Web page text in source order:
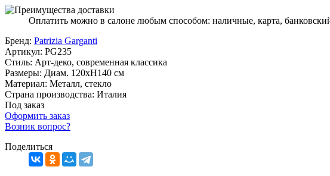
Оплатить можно в салоне любым способом: наличные, карта,
Бренд: Patrizia Garganti
Артикул: PG235
Стиль: Арт-деко, современная классика
Размеры: Диам. 120хН140 см
Материал: Металл, стекло
Страна производства: Италия
Под заказ
Оформить заказ
Возник вопрос?
Поделиться